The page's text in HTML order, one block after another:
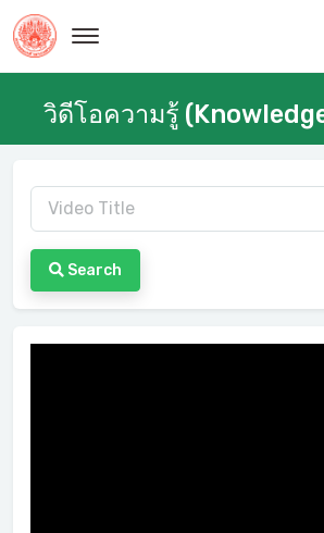
วิดีโอความรู้
Search